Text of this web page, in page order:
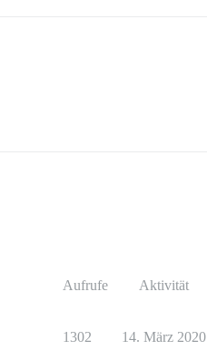
Aufrufe Aktivität
1302 14. März 2020